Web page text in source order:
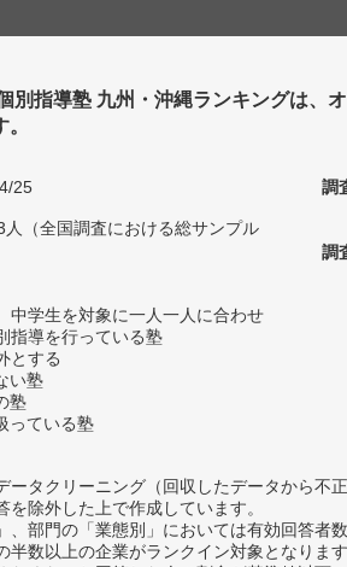
別指導塾 九州・沖縄ランキングは、
25
人（全国調査における総サンプル
中学生を対象に一人一人に合わせ
指導を行っている塾
とする
い塾
塾
っている塾
調
調
タクリーニング（回収したデータから不正
除外した上で作成しています。
部門の「業態別」においては有効回答者
数以上の企業がランクイン対象となります